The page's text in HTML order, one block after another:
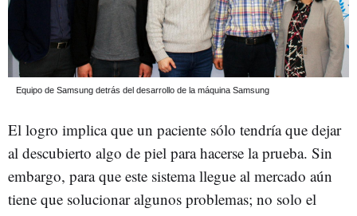
Equipo de Samsung detrás del desarrollo de la máquina Samsung
El logro implica que un paciente sólo tendría que dejar
al descubierto algo de piel para hacerse la prueba. Sin
embargo, para que este sistema llegue al mercado aún
tiene que solucionar algunos problemas; no solo el